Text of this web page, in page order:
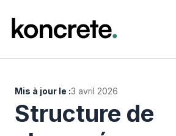
Mis à jour le :3 avril 2026
Structure de